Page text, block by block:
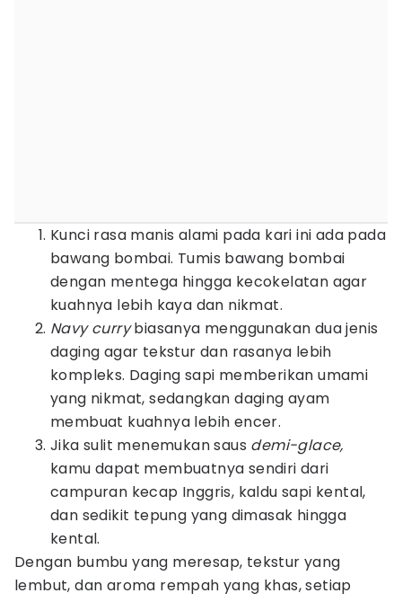
Kunci rasa manis alami pada kari ini ada pada
bawang bombai. Tumis bawang bombai
dengan mentega hingga kecokelatan agar
kuahnya lebih kaya dan nikmat.
Navy currybiasanya menggunakan dua jenis
daging agar tekstur dan rasanya lebih
kompleks. Daging sapi memberikan umami
yang nikmat, sedangkan daging ayam
membuat kuahnya lebih encer.
Jika sulit menemukan saus demi-glace,
kamu dapat membuatnya sendiri dari
campuran kecap Inggris, kaldu sapi kental,
dan sedikit tepung yang dimasak hingga
kental.
Dengan bumbu yang meresap, tekstur yang
lembut, dan aroma rempah yang khas, setiap